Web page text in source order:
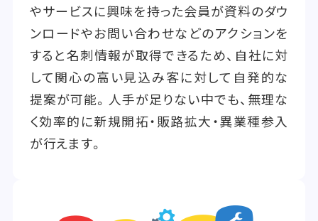
やサービスに興味を持った会員が資料のダウ
ンロードやお問い合わせなどのアクションを
すると名刺情報が取得できるため、自社に対
して関心の高い見込み客に対して自発的な
提案が可能。人手が足りない中でも、無理な
く効率的に新規開拓・販路拡大・異業種参入
が行えます。